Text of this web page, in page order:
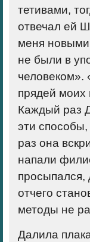
тетивами,
отвечал ей
меня новыми
не были в
человеком».
прядей моих
Каждый раз
эти
раз она
напали
просыпался,
отчего
методы не
Далила